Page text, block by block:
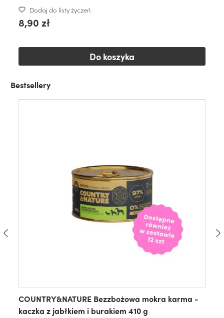
Dodaj do listy życzeń
8,90 zł
Do koszyka
Bestsellery
COUNTRY&NATURE Bezzbożowa mokra karma -
kaczka z jabłkiem i burakiem 410 g